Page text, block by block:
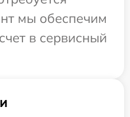
мы обеспечим
в сервисный